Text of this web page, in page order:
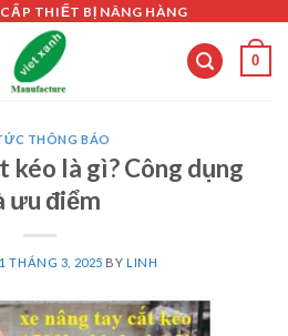
THIẾT BỊ NÂNG HÀNG
0
THÔNG BÁO
kéo là gì? Công dụng
ưu điểm
1 THÁNG 3, 2025 BY LINH